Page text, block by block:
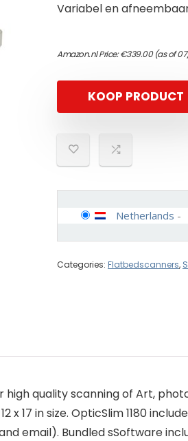
Variabel en
Amazon.nl Price:€339.00(as of
KOOP PRODUCT
Netherlands -
Categories: Flatbedscanners,
high quality scanning of Art,
17 in size. OpticSlim 1180
email). Bundled sSoftware